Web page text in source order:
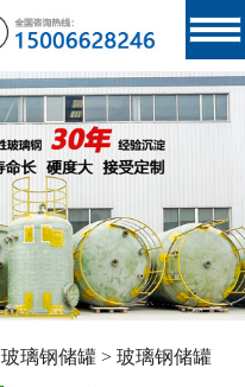
玻璃钢储罐> 玻璃钢储罐